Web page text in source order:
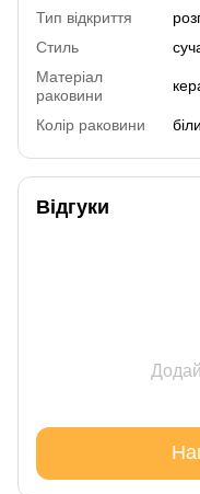
Тип відкриття
Стиль
Матеріал
раковини
Колір раковини
Відгуки